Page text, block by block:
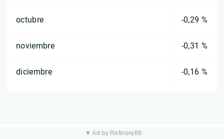
octubre -0,29 %
noviembre -0,31 %
diciembre -0,16 %
▼ Ad by Refinery89